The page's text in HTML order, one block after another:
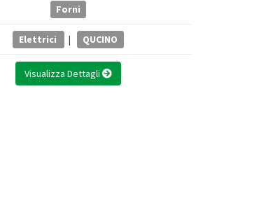
Forni
Elettrici | QUCINO
Visualizza Dettagli